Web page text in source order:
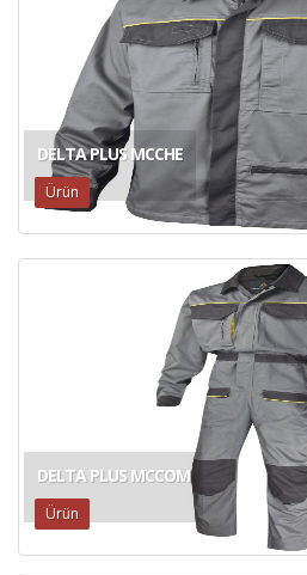
DELTA PLUS MCCHE
Ürün
DELTA PLUS MCCOM
Ürün